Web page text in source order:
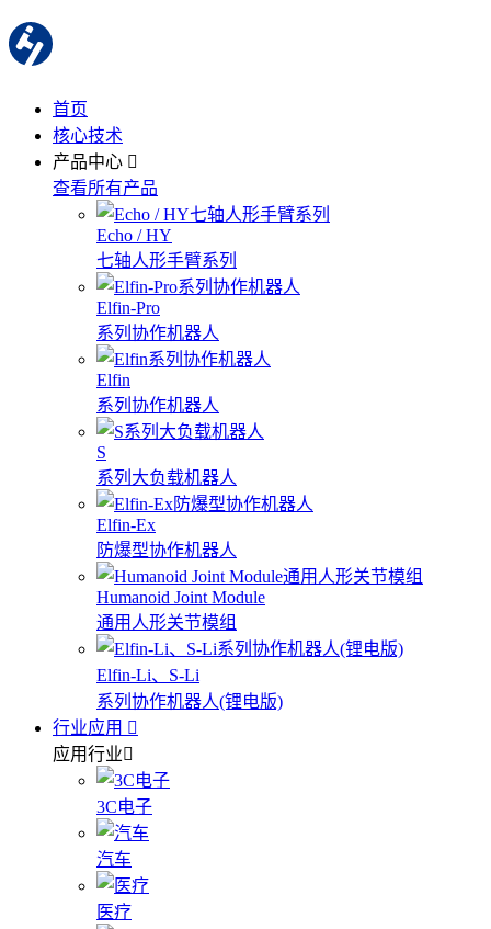
首页
核心技术
产品中心
查看所有产品
Echo / HY
七轴人形手臂系列
Elfin-Pro
系列协作机器人
Elfin
系列协作机器人
S
系列大负载机器人
Elfin-Ex
防爆型协作机器人
Humanoid Joint Module
通用人形关节模组
Elfin-Li、S-Li
系列协作机器人(锂电版)
行业应用
应用行业
3C电子
汽车
医疗